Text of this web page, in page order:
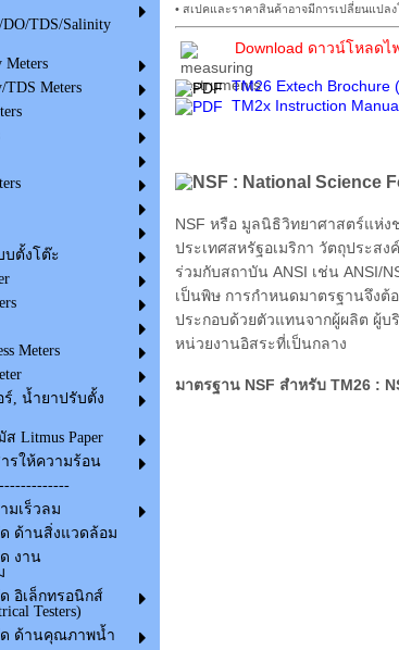
DO/TDS/Salinity
Meters
TDS Meters
บตั้งโต๊ะ
Meters
, น้ำยาปรับตั้ง
Litmus Paper
รให้ความร้อน
มเร็วลม
ด ด้านสิ่งแวดล้อม
งาน
อิเล็กทรอนิกส์
Testers)
ด ด้านคุณภาพน้ำ
• สเปคและราคาสินค้าอาจมีการเปลี่ยนแปล
Download ดาวน์โหลด
TM26 Extech Brochure
TM2x Instruction
NSF หรือ มูลนิธิวิทยาศาสตร์แห่ง
ประเทศสหรัฐอเมริกา วัตถุประส
ร่วมกับสถาบัน ANSI เช่น ANSI/
เป็นพิษ การกำหนดมาตรฐานจึงต้
ประกอบด้วยตัวแทนจากผู้ผลิต ผู้บ
หน่วยงานอิสระที่เป็นกลาง
มาตรฐาน NSF สำหรับ TM26 :